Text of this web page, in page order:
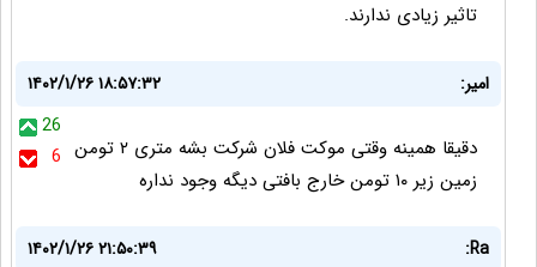
تاثیر زیادی ندارند.
امیر:
۱۴۰۲/۱/۲۶ ۱۸:۵۷:۳۲
26
6 دقیقا همینه وقتی موکت فلان شرکت بشه متری ۲ تومن
زمین زیر ۱۰ تومن خارج بافتی دیگه وجود نداره
Ra: ۱۴۰۲/۱/۲۶ ۲۱:۵۰:۳۹